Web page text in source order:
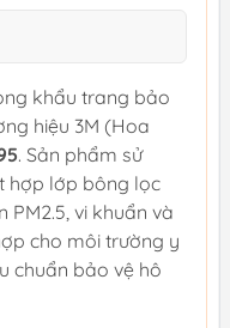
khẩu trang bảo
hiệu 3M (Hoa
. Sản phẩm sử
hợp lớp bông lọc
PM2.5, vi khuẩn và
cho môi trường y
chuẩn bảo vệ hô